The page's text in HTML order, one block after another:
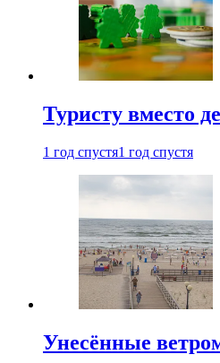
Туристу вместо
1 год спустя1 год спустя
Унесённые